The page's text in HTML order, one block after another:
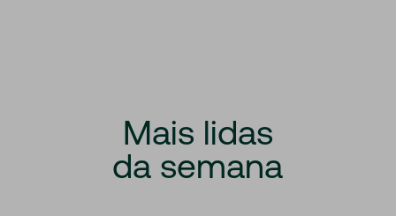
Mais lidas
da semana